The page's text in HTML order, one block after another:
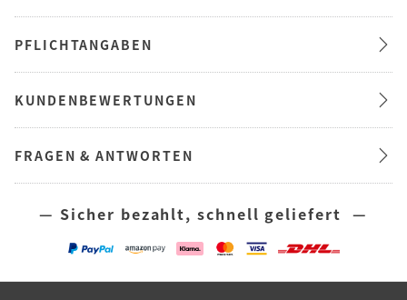
PFLICHTANGABEN
KUNDENBEWERTUNGEN
FRAGEN & ANTWORTEN
— Sicher bezahlt, schnell geliefert —